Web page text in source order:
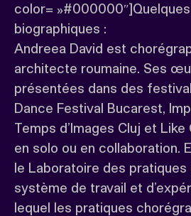
color=
biographiques :
Andreea David est
architecte roumaine. Ses
présentées dans des
Dance Festival Bucarest,
Temps d’Images Cluj et Like
en solo ou en collaboration.
le Laboratoire des pratiques
système de travail et
lequel les pratiques